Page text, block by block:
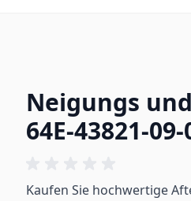
Neigungs
64E-43821-
Kaufen Sie hochwertige